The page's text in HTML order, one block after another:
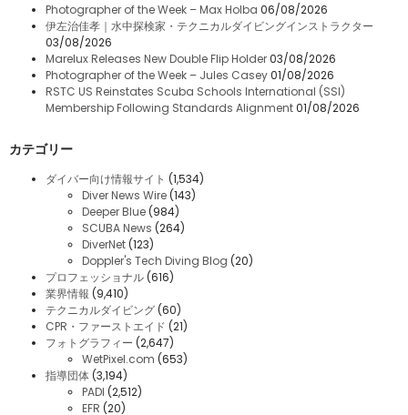
Photographer of the Week – Max Holba 06/08/2026
伊左治佳孝｜水中探検家・テクニカルダイビングインストラクター
03/08/2026
Marelux Releases New Double Flip Holder03/08/2026
Photographer of the Week – Jules Casey01/08/2026
RSTC US Reinstates Scuba Schools International (SSI)
Membership Following Standards Alignment01/08/2026
カテゴリー
ダイバー向け情報サイト (1,534)
Diver News Wire (143)
Deeper Blue (984)
SCUBA News (264)
DiverNet (123)
Doppler's Tech Diving Blog (20)
プロフェッショナル (616)
業界情報 (9,410)
テクニカルダイビング (60)
CPR・ファーストエイド (21)
フォトグラフィー (2,647)
WetPixel.com (653)
指導団体 (3,194)
PADI (2,512)
EFR (20)